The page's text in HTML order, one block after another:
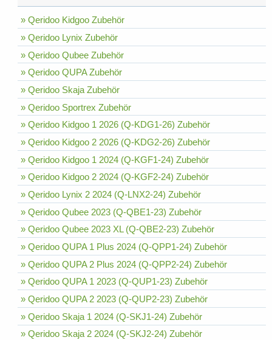
» Qeridoo Kidgoo Zubehör
» Qeridoo Lynix Zubehör
» Qeridoo Qubee Zubehör
» Qeridoo QUPA Zubehör
» Qeridoo Skaja Zubehör
» Qeridoo Sportrex Zubehör
» Qeridoo Kidgoo 1 2026 (Q-KDG1-26) Zubehör
» Qeridoo Kidgoo 2 2026 (Q-KDG2-26) Zubehör
» Qeridoo Kidgoo 1 2024 (Q-KGF1-24) Zubehör
» Qeridoo Kidgoo 2 2024 (Q-KGF2-24) Zubehör
» Qeridoo Lynix 2 2024 (Q-LNX2-24) Zubehör
» Qeridoo Qubee 2023 (Q-QBE1-23) Zubehör
» Qeridoo Qubee 2023 XL (Q-QBE2-23) Zubehör
» Qeridoo QUPA 1 Plus 2024 (Q-QPP1-24) Zubehör
» Qeridoo QUPA 2 Plus 2024 (Q-QPP2-24) Zubehör
» Qeridoo QUPA 1 2023 (Q-QUP1-23) Zubehör
» Qeridoo QUPA 2 2023 (Q-QUP2-23) Zubehör
» Qeridoo Skaja 1 2024 (Q-SKJ1-24) Zubehör
» Qeridoo Skaja 2 2024 (Q-SKJ2-24) Zubehör